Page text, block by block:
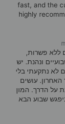
fast, and the
highly
ללא פשרות,
ונהנת. יש
לא נתקעתי בלי
האחרון. עושים
על הדרך. המון
שבוע הבא